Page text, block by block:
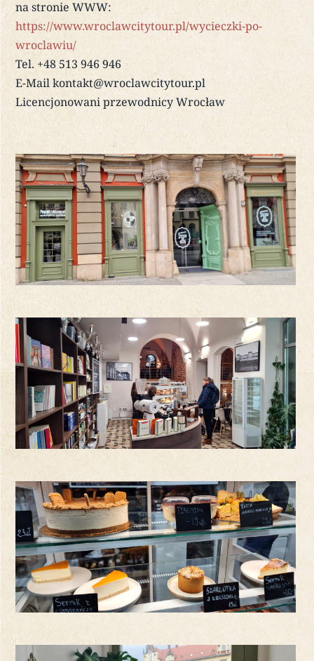
na stronie WWW:
https://www.wroclawcitytour.pl/wycieczki-po-
wroclawiu/
Tel. +48 513 946 946
E-Mail kontakt@wroclawcitytour.pl
Licencjonowani przewodnicy Wrocław